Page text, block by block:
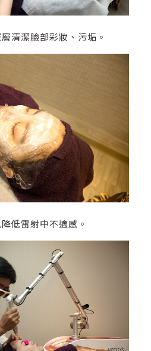
清潔臉部彩妝、污垢。
低雷射中不適感。